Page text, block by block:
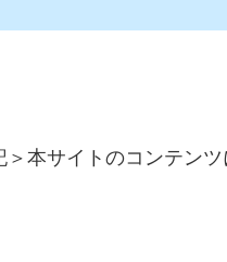
＞本サイトのコンテン